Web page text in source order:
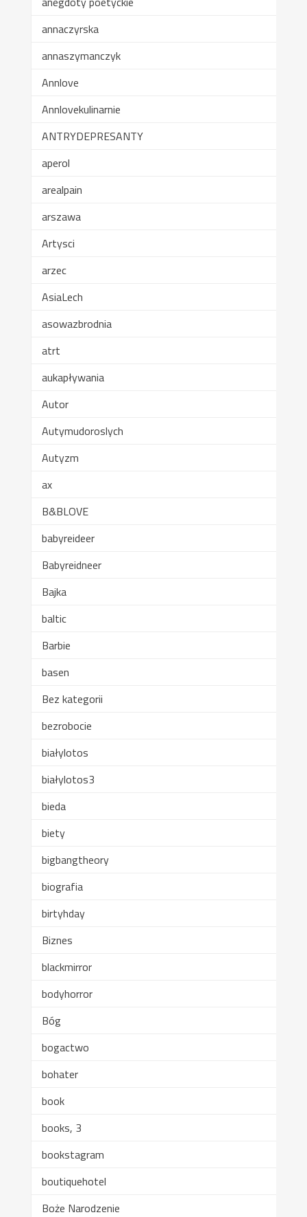
annaczyrska
annaszymanczyk
Annlove
Annlovekulinarnie
ANTRYDEPRESANTY
aperol
arealpain
arszawa
Artysci
arzec
AsiaLech
asowazbrodnia
atrt
aukapływania
Autor
Autymudoroslych
Autyzm
ax
B&BLOVE
babyreideer
Babyreidneer
Bajka
baltic
Barbie
basen
Bez kategorii
bezrobocie
białylotos
białylotos3
bieda
biety
bigbangtheory
biografia
birtyhday
Biznes
blackmirror
bodyhorror
Bóg
bogactwo
bohater
book
books, 3
bookstagram
boutiquehotel
Boże Narodzenie